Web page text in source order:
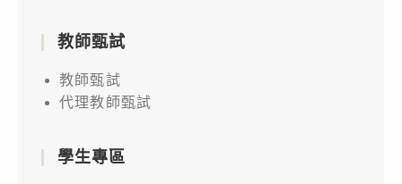
教師甄試
教師甄試
代理教師甄試
學生專區